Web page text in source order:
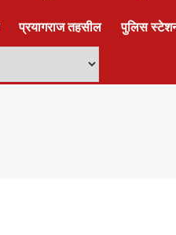
प्रयागराज तहसील पुलिस